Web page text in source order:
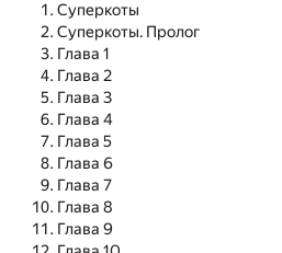
Суперкоты
Суперкоты. Пролог
Глава 1
Глава 2
Глава 3
Глава 4
Глава 5
Глава 6
Глава 7
Глава 8
Глава 9